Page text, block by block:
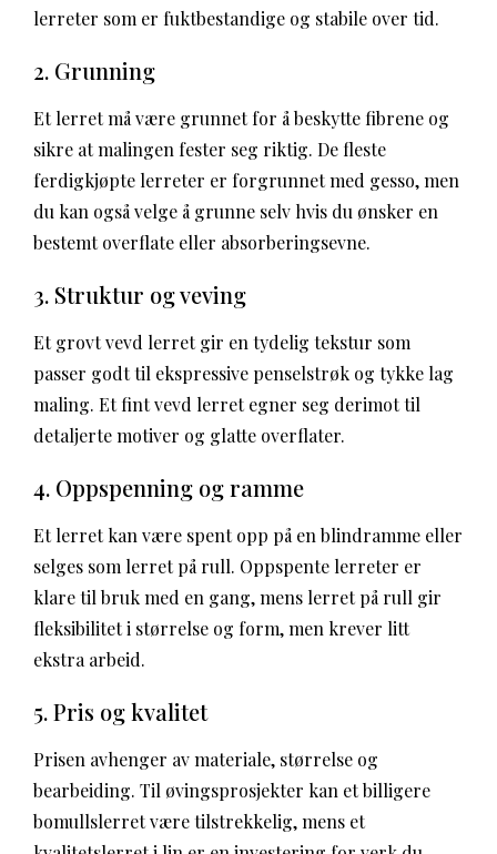
lerreter som er fuktbestandige og stabile over tid.
2. Grunning
Et lerret må være grunnet for å beskytte fibrene og
sikre at malingen fester seg riktig. De fleste
ferdigkjøpte lerreter er forgrunnet med gesso, men
du kan også velge å grunne selv hvis du ønsker en
bestemt overflate eller absorberingsevne.
3. Struktur og veving
Et grovt vevd lerret gir en tydelig tekstur som
passer godt til ekspressive penselstrøk og tykke lag
maling. Et fint vevd lerret egner seg derimot til
detaljerte motiver og glatte overflater.
4. Oppspenning og ramme
Et lerret kan være spent opp på en blindramme eller
selges som lerret på rull. Oppspente lerreter er
klare til bruk med en gang, mens lerret på rull gir
fleksibilitet i størrelse og form, men krever litt
ekstra arbeid.
5. Pris og kvalitet
Prisen avhenger av materiale, størrelse og
bearbeiding. Til øvingsprosjekter kan et billigere
bomullslerret være tilstrekkelig, mens et